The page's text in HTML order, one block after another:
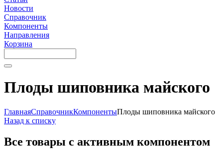
Новости
Справочник
Компоненты
Направления
Корзина
Плоды шиповника майского
ГлавнаяСправочникКомпонентыПлоды шиповника майского
Назад к списку
Все товары с активным компонентом